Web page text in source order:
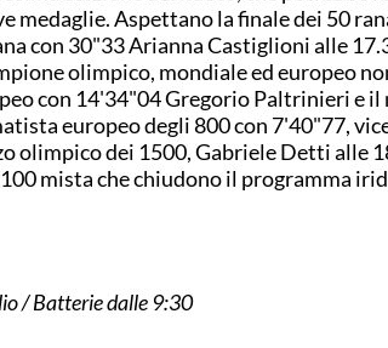
medaglie. Aspettano la finale dei 50
con 30"33 Arianna Castiglioni alle
olimpico, mondiale ed europeo
con 14'34"04 Gregorio Paltrinieri e il
europeo degli 800 con 7'40"77,
olimpico dei 1500, Gabriele Detti alle
mista che chiudono il programma
/ Batterie dalle 9:30